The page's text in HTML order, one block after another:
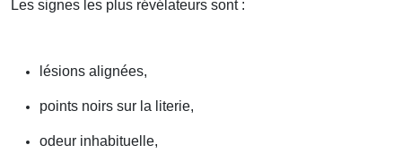
Les signes les plus révélateurs sont :
lésions alignées,
points noirs sur la literie,
odeur inhabituelle,